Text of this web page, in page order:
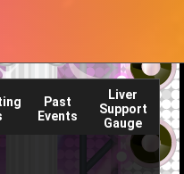
Past
Events
Liver
Support
Gauge